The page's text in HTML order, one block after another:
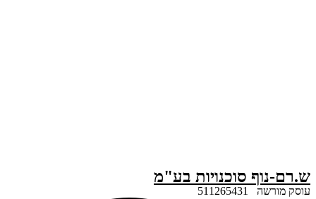
סוכנויות בע"מ